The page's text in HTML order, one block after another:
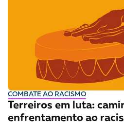
COMBATE AO RACISMO
Terreiros em luta:
enfrentamento ao